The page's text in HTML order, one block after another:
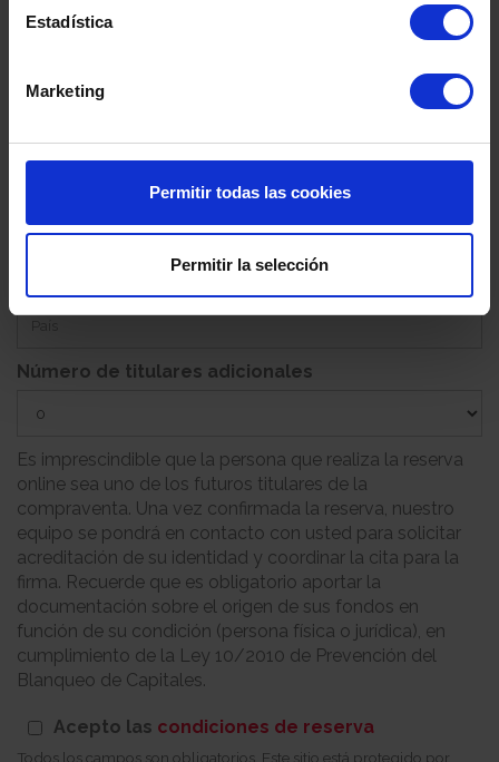
Estadística
Marketing
Permitir todas las cookies
Permitir la selección
Código postal
Población
Número de titulares adicionales
Es imprescindible que la persona que realiza la reserva
online sea uno de los futuros titulares de la
compraventa. Una vez confirmada la reserva, nuestro
equipo se pondrá en contacto con usted para solicitar
acreditación de su identidad y coordinar la cita para la
firma. Recuerde que es obligatorio aportar la
documentación sobre el origen de sus fondos en
función de su condición (persona física o jurídica), en
cumplimiento de la Ley 10/2010 de Prevención del
Blanqueo de Capitales.
Acepto las condiciones de reserva
Todos los campos son obligatorios. Este sitio está protegido por